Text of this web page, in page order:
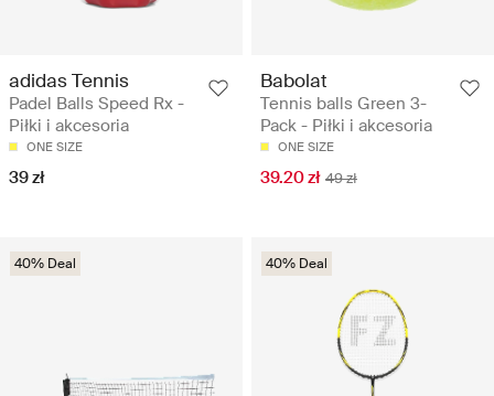
adidas Tennis
Padel Balls Speed Rx -
Piłki i akcesoria
ONE SIZE
39 zł
Babolat
Tennis balls Green 3-
Pack - Piłki i akcesoria
ONE SIZE
39.20 zł 49 zł
40% Deal 40% Deal